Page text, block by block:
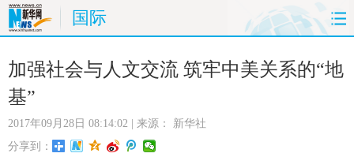
国际
首页 时政 国际 财经
娱乐
时尚 思客
加强社会与人文交流 筑牢中美关系的“地
基”
2017年09月28日 08:14:02 | 来源： 新华社
分享到：